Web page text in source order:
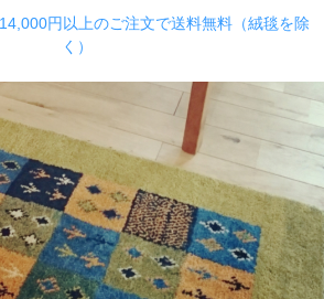
円以上のご注文で送料無料（絨毯を除
く）